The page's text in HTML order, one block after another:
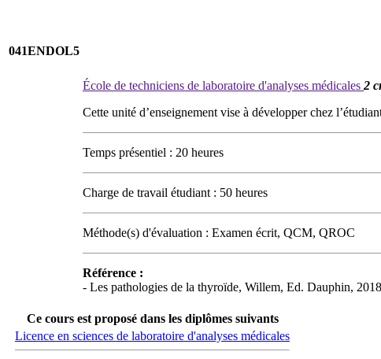
041ENDOL5
École de techniciens de laboratoire d'analyses médicales 2
Cette unité d’enseignement vise à développer chez
Temps présentiel : 20 heures
Charge de travail étudiant : 50 heures
Méthode(s) d'évaluation : Examen écrit, QCM, QROC
Référence :
- Les pathologies de la thyroïde, Willem, Ed. Dauphin, 2018
Ce cours est proposé dans les diplômes suivants
Licence en sciences de laboratoire d'analyses médicales